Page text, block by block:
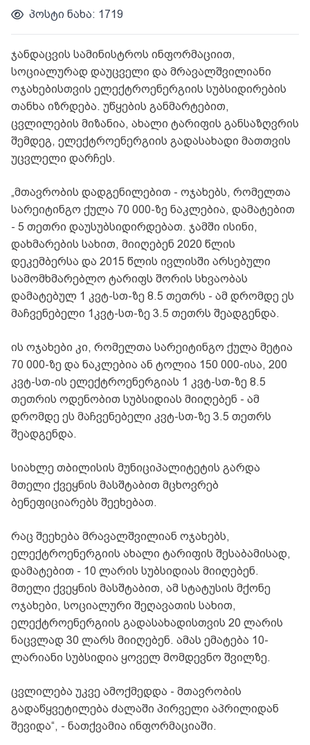
პოსტი ნახა: 1719
ჯანდაცვის სამინისტროს ინფორმაციით,
სოციალურად დაუცველი და მრავალშვილიანი
ოჯახებისთვის ელექტროენერგიის სუბსიდირების
თანხა იზრდება. უწყების განმარტებით,
ცვლილების მიზანია, ახალი ტარიფის განსაზღვრის
შემდეგ, ელექტროენერგიის გადასახადი მათთვის
უცვლელი დარჩეს.
„მთავრობის დადგენილებით - ოჯახებს, რომელთა
სარეიტინგო ქულა 70 000-ზე ნაკლებია, დამატებით
- 5 თეთრი დაუსუბსიდირდებათ. ჯამში ისინი,
დახმარების სახით, მიიღებენ 2020 წლის
დეკემბერსა და 2015 წლის ივლისში არსებული
სამომხმარებლო ტარიფს შორის სხვაობას
დამატებულ 1 კვტ-სთ-ზე 8.5 თეთრს - ამ დრომდე ეს
მაჩვენებელი 1კვტ-სთ-ზე 3.5 თეთრს შეადგენდა.
ის ოჯახები კი, რომელთა სარეიტინგო ქულა მეტია
70 000-ზე და ნაკლებია ან ტოლია 150 000-ისა, 200
კვტ-სთ-ის ელექტროენერგიას 1 კვტ-სთ-ზე 8.5
თეთრის ოდენობით სუბსიდიას მიიღებენ - ამ
დრომდე ეს მაჩვენებელი კვტ-სთ-ზე 3.5 თეთრს
შეადგენდა.
სიახლე თბილისის მუნიციპალიტეტის გარდა
მთელი ქვეყნის მასშტაბით მცხოვრებ
ბენეფიციარებს შეეხებათ.
რაც შეეხება მრავალშვილიან ოჯახებს,
ელექტროენერგიის ახალი ტარიფის შესაბამისად,
დამატებით - 10 ლარის სუბსიდიას მიიღებენ.
მთელი ქვეყნის მასშტაბით, ამ სტატუსის მქონე
ოჯახები, სოციალური შეღავათის სახით,
ელექტროენერგიის გადასახადისთვის 20 ლარის
ნაცვლად 30 ლარს მიიღებენ. ამას ემატება 10-
ლარიანი სუბსიდია ყოველ მომდევნო შვილზე.
ცვლილება უკვე ამოქმედდა - მთავრობის
გადაწყვეტილება ძალაში პირველი აპრილიდან
შევიდა“, - ნათქვამია ინფორმაციაში.